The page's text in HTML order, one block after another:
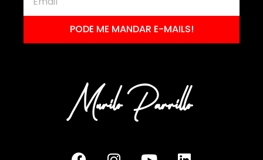
PODE ME MANDAR E-MAILS!